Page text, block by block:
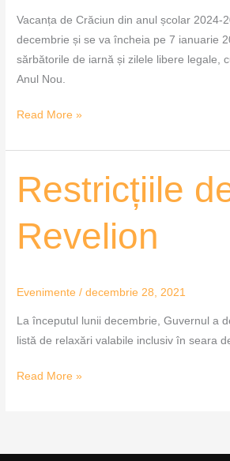
Vacanța de Crăciun din anul școlar 2024-
decembrie și se va încheia pe 7 ianuarie
sărbătorile de iarnă și zilele libere legale,
Anul Nou.
Read More »
Restricțiile
Revelion
Evenimente /decembrie 28, 2021
La începutul lunii decembrie, Guvernul a
listă de relaxări valabile inclusiv în seara
Restricțiile
de
Read More »